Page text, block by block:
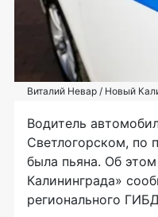
Виталий Невар / Новый
Водитель
Светлогорском, по
была пьяна. Об
Калининграда»
регионального